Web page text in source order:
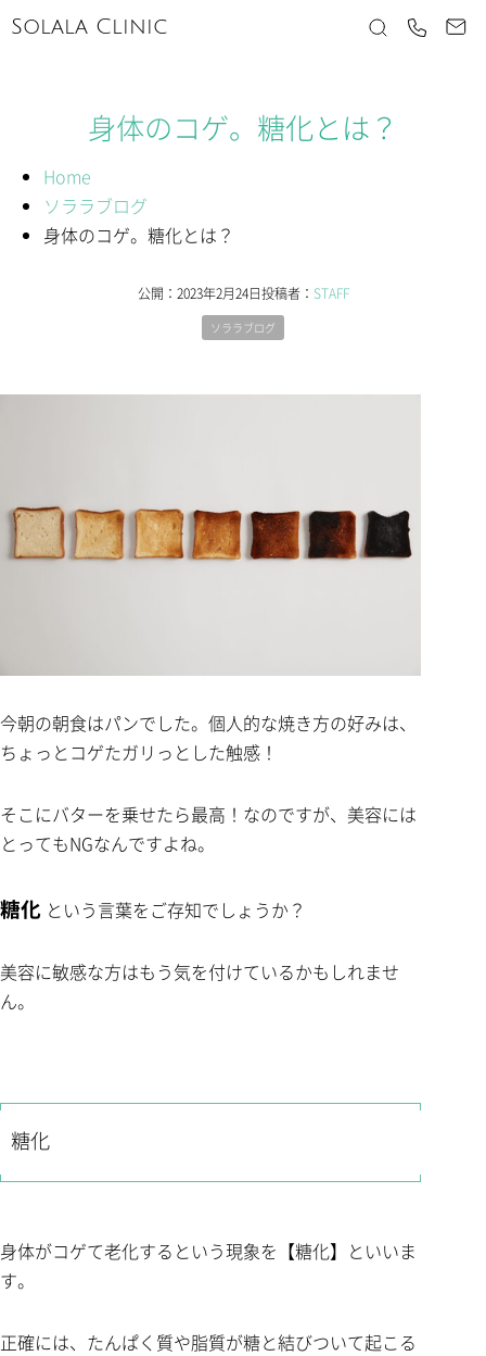
Solala Clinic
Home
ソララブログ
身体のコゲ。糖化とは？
身体のコゲ。糖化とは？
公開： 2023年2月24日投稿者： STAFF
ソララブログ
今朝の朝食はパンでした。個人的な焼き方の好みは、
ちょっとコゲたガリっとした触感！
そこにバターを乗せたら最高！なのですが、美容には
とってもNGなんですよね。
糖化 という言葉をご存知でしょうか？
美容に敏感な方はもう気を付けているかもしれませ
ん。
糖化
身体がコゲて老化するという現象を【糖化】といいま
す。
正確には、たんぱく質や脂質が糖と結びついて起こる